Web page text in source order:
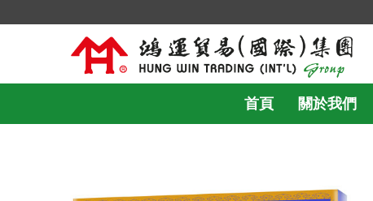
首頁 關於我們